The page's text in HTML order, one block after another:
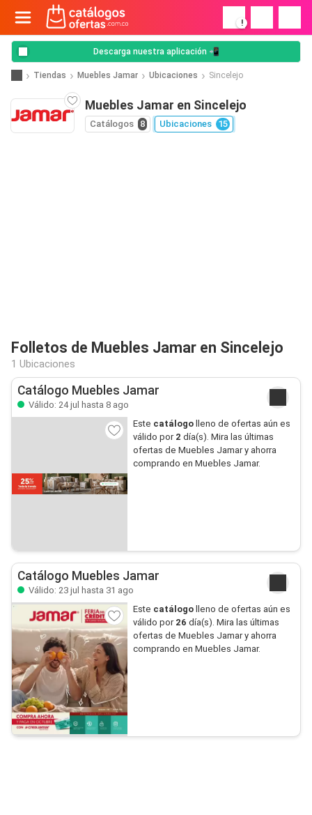
!
Descarga nuestra aplicación 📲
Tiendas Muebles Jamar Ubicaciones Sincelejo
Muebles Jamar en Sincelejo
Catálogos 8 Ubicaciones 15
Folletos de Muebles Jamar en Sincelejo
1 Ubicaciones
Catálogo Muebles Jamar
Válido: 24 jul hasta 8 ago
Este catálogolleno de ofertas aún es
válido por 2 día(s). Mira las últimas
ofertas de Muebles Jamar y ahorra
comprando en Muebles Jamar.
Catálogo Muebles Jamar
Válido: 23 jul hasta 31 ago
Este catálogolleno de ofertas aún es
válido por 26 día(s). Mira las últimas
ofertas de Muebles Jamar y ahorra
comprando en Muebles Jamar.